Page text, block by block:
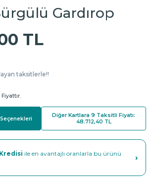
Gardırop
TL
taksitlerle!!
Diğer Kartlara 9 Taksitli Fiyatı:
48.712,40 TL
ile en avantajlı oranlarla bu ürünü
›